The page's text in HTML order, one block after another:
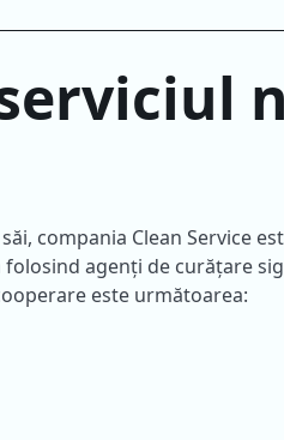
compania Clean Service
agenți de curățare
este următoarea: